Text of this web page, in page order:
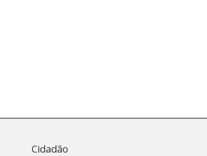
Cidadão